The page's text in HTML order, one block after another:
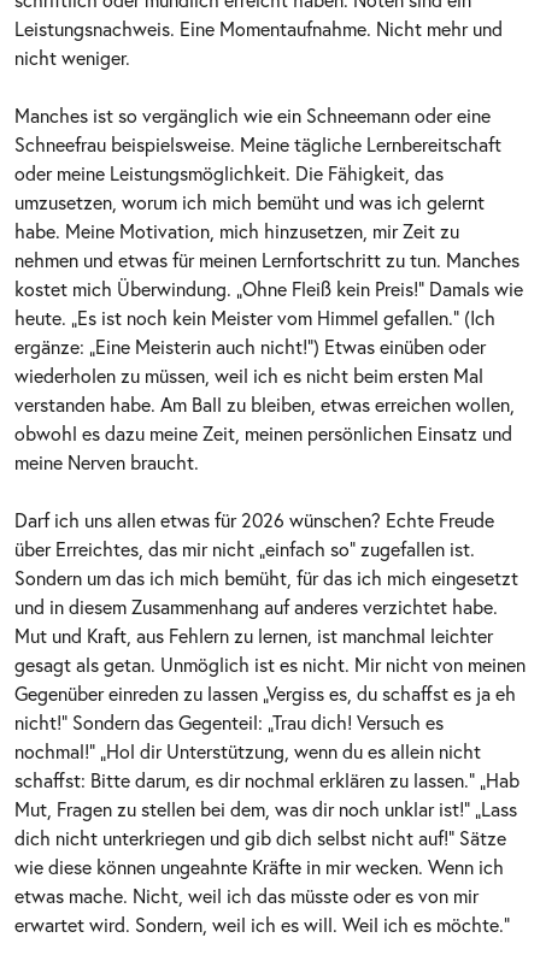
Leistungsnachweis. Eine Momentaufnahme. Nicht mehr und
nicht weniger.
Manches ist so vergänglich wie ein Schneemann oder eine
Schneefrau beispielsweise. Meine tägliche Lernbereitschaft
oder meine Leistungsmöglichkeit. Die Fähigkeit, das
umzusetzen, worum ich mich bemüht und was ich gelernt
habe. Meine Motivation, mich hinzusetzen, mir Zeit zu
nehmen und etwas für meinen Lernfortschritt zu tun. Manches
kostet mich Überwindung. „Ohne Fleiß kein Preis!“ Damals wie
heute. „Es ist noch kein Meister vom Himmel gefallen.“ (Ich
ergänze: „Eine Meisterin auch nicht!“) Etwas einüben oder
wiederholen zu müssen, weil ich es nicht beim ersten Mal
verstanden habe. Am Ball zu bleiben, etwas erreichen wollen,
obwohl es dazu meine Zeit, meinen persönlichen Einsatz und
meine Nerven braucht.
Darf ich uns allen etwas für 2026 wünschen? Echte Freude
über Erreichtes, das mir nicht „einfach so“ zugefallen ist.
Sondern um das ich mich bemüht, für das ich mich eingesetzt
und in diesem Zusammenhang auf anderes verzichtet habe.
Mut und Kraft, aus Fehlern zu lernen, ist manchmal leichter
gesagt als getan. Unmöglich ist es nicht. Mir nicht von meinen
Gegenüber einreden zu lassen „Vergiss es, du schaffst es ja eh
nicht!“ Sondern das Gegenteil: „Trau dich! Versuch es
nochmal!“ „Hol dir Unterstützung, wenn du es allein nicht
schaffst: Bitte darum, es dir nochmal erklären zu lassen.“ „Hab
Mut, Fragen zu stellen bei dem, was dir noch unklar ist!“ „Lass
dich nicht unterkriegen und gib dich selbst nicht auf!“ Sätze
wie diese können ungeahnte Kräfte in mir wecken. Wenn ich
etwas mache. Nicht, weil ich das müsste oder es von mir
erwartet wird. Sondern, weil ich es will. Weil ich es möchte.“